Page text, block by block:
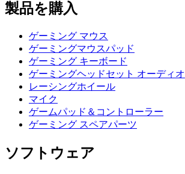
製品を購入
ゲーミング マウス
ゲーミングマウスパッド
ゲーミング キーボード
ゲーミングヘッドセット オーディオ
レーシングホイール
マイク
ゲームパッド＆コントローラー
ゲーミング スペアパーツ
ソフトウェア